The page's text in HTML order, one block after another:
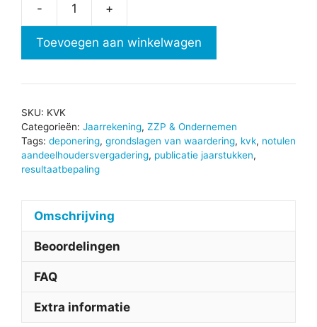
-
KvK
+
Toevoegen aan winkelwagen
SKU: KVK
Categorieën: Jaarrekening, ZZP & Ondernemen
Tags: deponering, grondslagen van waardering, kvk, notulen
aandeelhoudersvergadering, publicatie jaarstukken,
resultaatbepaling
Omschrijving
Beoordelingen
FAQ
Extra informatie